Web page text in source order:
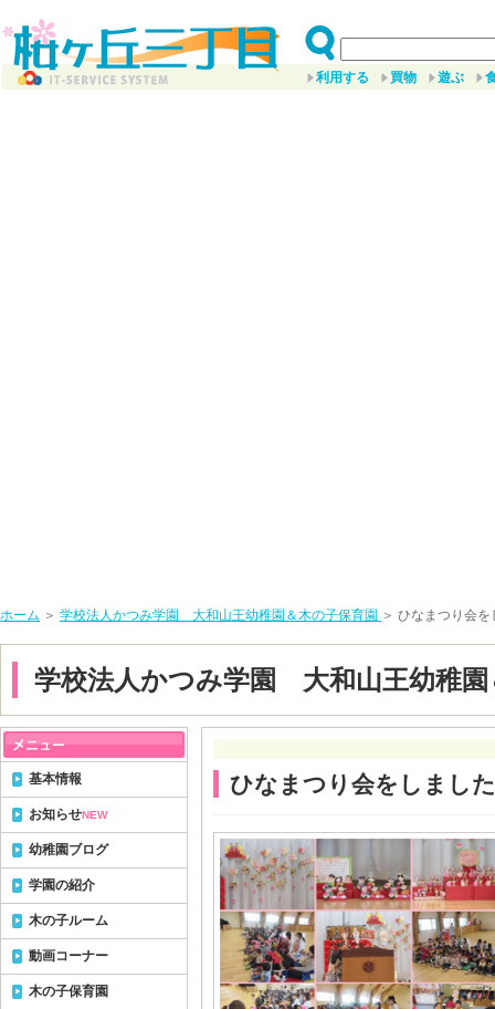
利用する 買物 遊ぶ
ホーム ＞ 学校法人かつみ学園 大和山王幼稚園＆木の子保育園 ＞ ひなまつり会
学校法人かつみ学園 大和山王幼稚園
ひなまつり会をしまし
基本情報
お知らせNEW
幼稚園ブログ
学園の紹介
木の子ルーム
動画コーナー
木の子保育園